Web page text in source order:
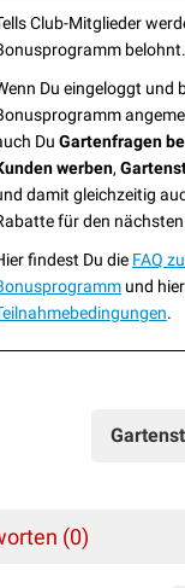
Club-Mitglieder
belohnt.
Du eingeloggt und
Du Gartenfragen
werben,
damit gleichzeitig
für den
findest Du die FAQ
und
.
(0)